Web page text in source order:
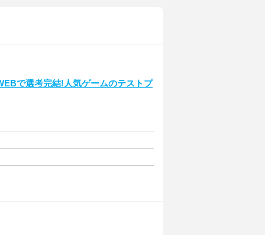
で選考完結!人気ゲームのテストプ